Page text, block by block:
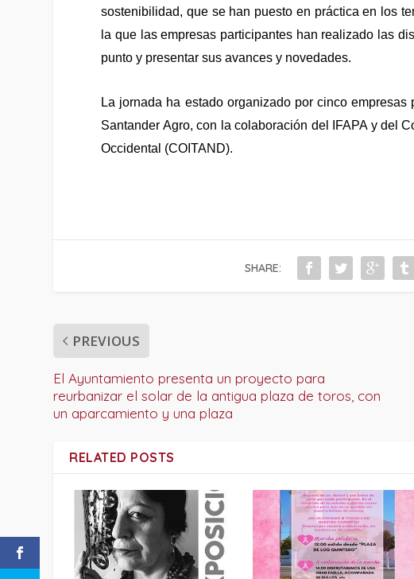
sostenibilidad, que se han puesto en práctica en los
la que las empresas participantes han realizado las
punto y presentar sus avances y novedades.
La jornada ha estado organizado por cinco
Santander Agro, con la colaboración del IFAPA y del
Occidental (COITAND).
SHARE:
PREVIOUS
El Ayuntamiento presenta un proyecto para
reurbanizar el solar de la antigua plaza de toros, con
un aparcamiento y una plaza
RELATED POSTS